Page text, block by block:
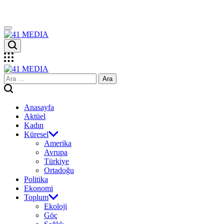
Skip
to
content
41
MEDIA
41
MEDIA
Arama:
Anasayfa
Aktüel
Kadın
Küresel
Amerika
Avrupa
Türkiye
Ortadoğu
Politika
Ekonomi
Toplum
Ekoloji
Göç